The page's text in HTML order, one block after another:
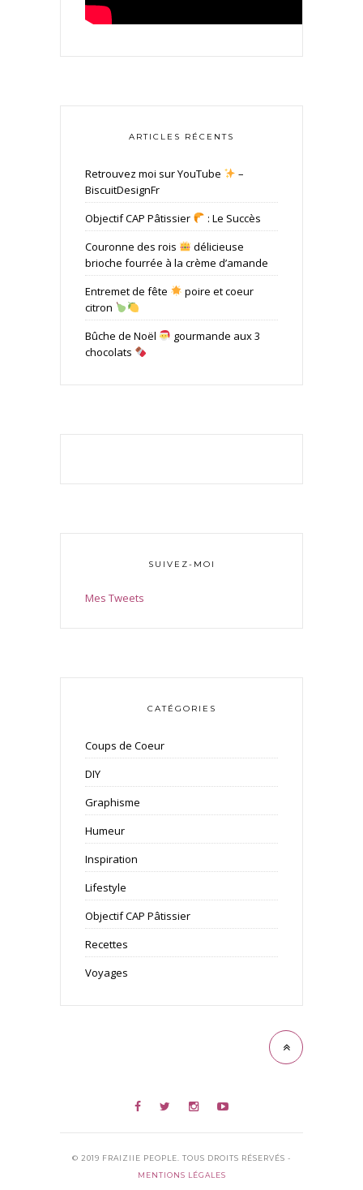
ARTICLES RÉCENTS
Retrouvez moi sur YouTube
–
BiscuitDesignFr
Objectif CAP Pâtissier
: Le Succès
Couronne des rois
délicieuse
brioche fourrée à la crème d’amande
Entremet de fête
poire et coeur
citron
Bûche de Noël
gourmande aux 3
chocolats
SUIVEZ-MOI
Mes Tweets
CATÉGORIES
Coups de Coeur
DIY
Graphisme
Humeur
Inspiration
Lifestyle
Objectif CAP Pâtissier
Recettes
Voyages
© 2019 FRAIZIIE PEOPLE. TOUS DROITS RÉSERVÉS -
MENTIONS LÉGALES